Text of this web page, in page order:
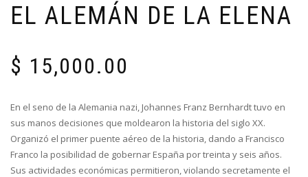
EL ALEMÁN DE LA ELENA
$ 15,000.00
En el seno de la Alemania nazi, Johannes Franz Bernhardt tuvo en
sus manos decisiones que moldearon la historia del siglo XX.
Organizó el primer puente aéreo de la historia, dando a Francisco
Franco la posibilidad de gobernar España por treinta y seis años.
Sus actividades económicas permitieron, violando secretamente el